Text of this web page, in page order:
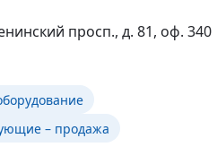
просп., д. 81, оф. 340
– продажа